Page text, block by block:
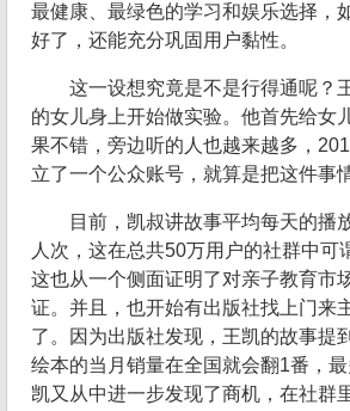
最健康、最绿色的学习和娱乐选择，
好了，还能充分巩固用户黏性。
这一设想究竟是不是行得通呢？
的女儿身上开始做实验。他首先给女
果不错，旁边听的人也越来越多，
立了一个公众账号，就算是把这件事
目前，凯叔讲故事平均每天的播
人次，这在总共50万用户的社群中可
这也从一个侧面证明了对亲子教育市
证。并且，也开始有出版社找上门来
了。因为出版社发现，王凯的故事提
绘本的当月销量在全国就会翻1番，
凯又从中进一步发现了商机，在社群